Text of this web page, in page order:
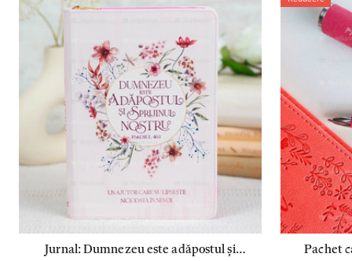
Jurnal: Dumnezeu este adăpostul și
Pachet